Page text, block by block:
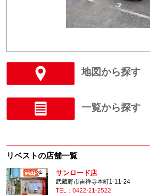
地図から探す
一覧から探す
リベストの店舗一覧
サンロード店
武蔵野市吉祥寺本町1-11-24
TEL：0422-21-2522